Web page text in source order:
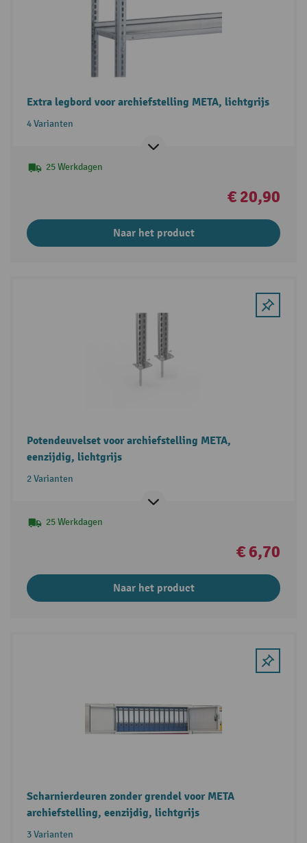
Extra legbord voor archiefstelling META, lichtgrijs
4 Varianten
25 Werkdagen
€ 20,90
Naar het product
Potendeuvelset voor archiefstelling META,
eenzijdig, lichtgrijs
2 Varianten
25 Werkdagen
€ 6,70
Naar het product
Scharnierdeuren zonder grendel voor META
archiefstelling, eenzijdig, lichtgrijs
3 Varianten